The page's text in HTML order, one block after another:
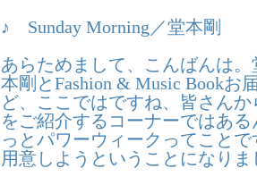
♪ Sunday Morning／堂本剛
あらためまして、こんばんは
本剛とFashion & Music Bookお
ど、ここではですね、皆さん
をご紹介するコーナーではあ
っとパワーウィークってこと
用意しようということになりま